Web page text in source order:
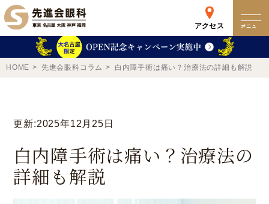
アクセス メニュー
0120-049-113
受付時間 10:00-19:00
クリニック
名古屋
HOME 先進会眼科コラム 白内障手術は痛い？治療法の詳細も解説
更新:2025年12月25日
白内障手術は痛い？治療法の
詳細も解説